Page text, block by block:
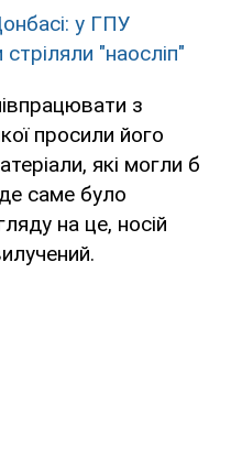
у ГПУ
"наосліп"
з
просили його
які могли б
саме було
на це, носій